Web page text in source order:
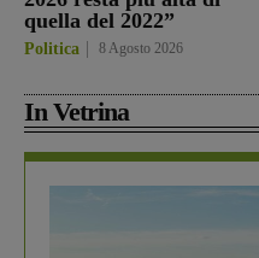
quella del 2022”
Politica 8 Agosto 2026
In Vetrina